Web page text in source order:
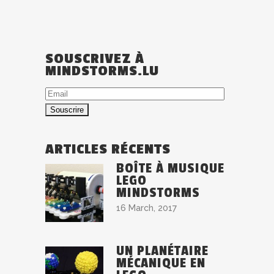
SOUSCRIVEZ À
MINDSTORMS.LU
Email
ARTICLES RÉCENTS
BOÎTE À MUSIQUE
LEGO
MINDSTORMS
16 March, 2017
UN PLANÉTAIRE
MÉCANIQUE EN